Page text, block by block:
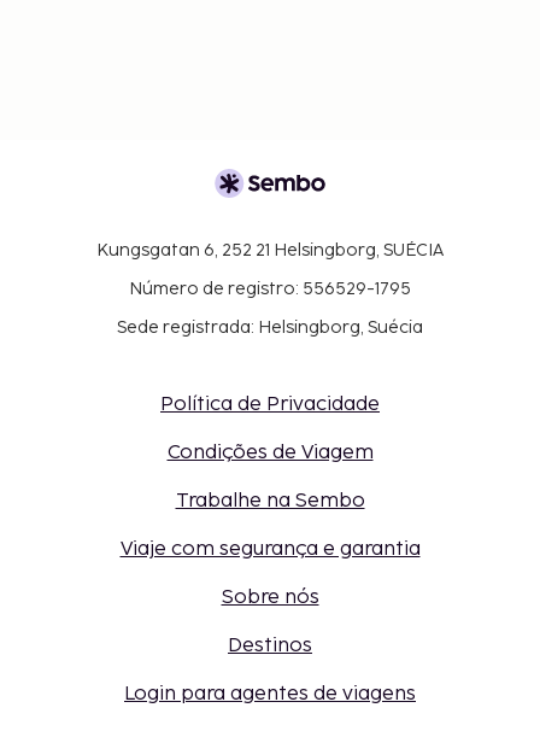
Kungsgatan 6, 252 21 Helsingborg, SUÉCIA
Número de registro: 556529-1795
Sede registrada: Helsingborg, Suécia
Política de Privacidade
Condições de Viagem
Trabalhe na Sembo
Viaje com segurança e garantia
Sobre nós
Destinos
Login para agentes de viagens